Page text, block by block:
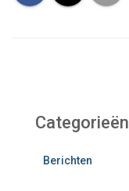
Categorieën
Berichten